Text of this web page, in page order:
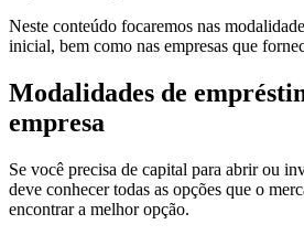
Neste conteúdo focaremos nas
inicial, bem como nas empresas que
Modalidades de
empresa
Se você precisa de capital para abrir ou
deve conhecer todas as opções que o
encontrar a melhor opção.